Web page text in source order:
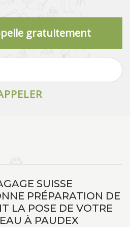
gratuitement
SUISSE
PRÉPARATION DE
LA POSE DE VOTRE
À PAUDEX